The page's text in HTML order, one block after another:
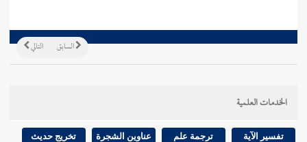
التالي السابق
الخدمات العلمية
تفسير الآية ترجمة علم عناوين الشجرة تخريج حديث